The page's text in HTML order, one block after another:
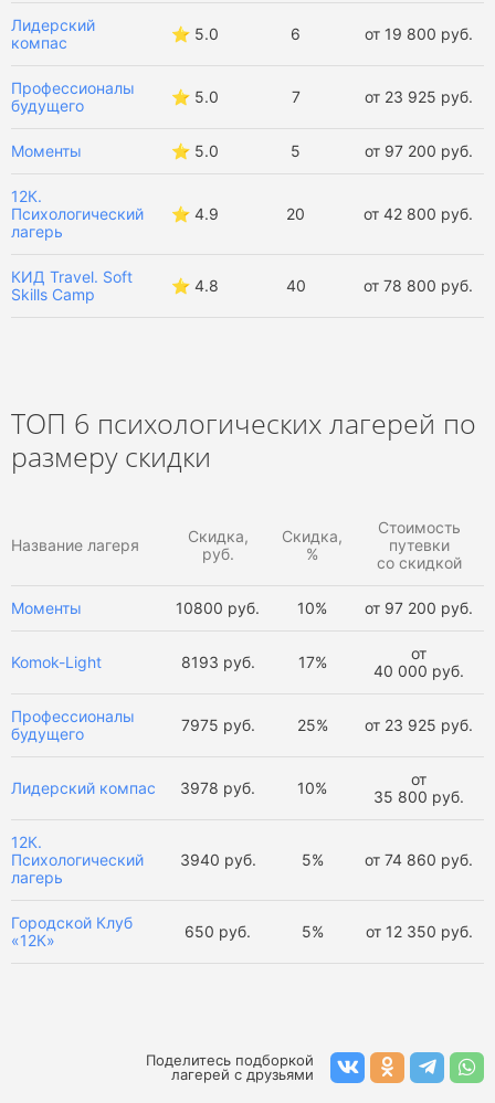
Лидерский
компас
⭐️ 5.0 6 от 19 800 руб.
Профессионалы
будущего
⭐️ 5.0 7 от 23 925 руб.
Моменты ⭐️ 5.0 5 от 97 200 руб.
12К.
Психологический
лагерь
⭐️ 4.9 20 от 42 800 руб.
КИД Travel. Soft
Skills Camp
⭐️ 4.8 40 от 78 800 руб.
ТОП 6 психологических лагерей по
размеру скидки
Название лагеря
Скидка,
руб.
Скидка,
%
Стоимость
путевки
со скидкой
Моменты 10800 руб. 10% от 97 200 руб.
Komok-Light 8193 руб. 17%
от
40 000 руб.
Профессионалы
будущего
7975 руб. 25% от 23 925 руб.
Лидерский компас 3978 руб. 10%
от
35 800 руб.
12К.
Психологический
лагерь
3940 руб. 5% от 74 860 руб.
Городской Клуб
«12К»
650 руб. 5% от 12 350 руб.
Поделитесь подборкой
лагерей с друзьями